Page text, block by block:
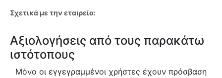
Σχετικά με την εταιρεία:
Αξιολογήσεις από τους παρακάτω
ιστότοπους
Μόνο οι εγγεγραμμένοι χρήστες έχουν πρόσβαση